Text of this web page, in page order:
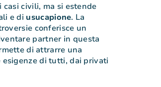
civili, ma si estende
e di usucapione. La
conferisce un
partner in questa
di attrarre una
di tutti, dai privati